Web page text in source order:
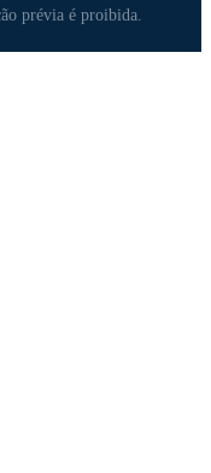
prévia é proibida.